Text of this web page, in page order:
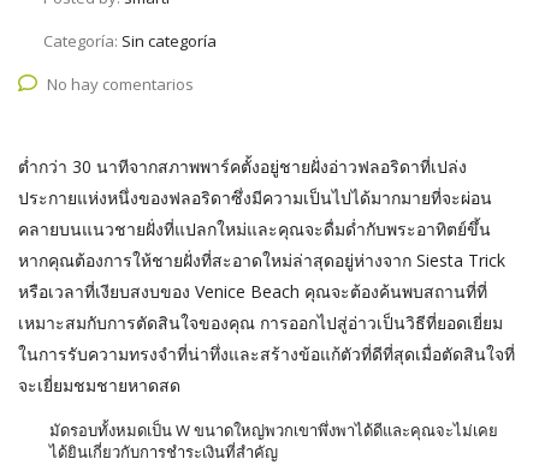
Categoría: Sin categoría
No hay comentarios
ต่ำกว่า 30 นาทีจากสภาพพาร์คตั้งอยู่ชายฝั่งอ่าวฟลอริดาที่เปล่ง
ประกายแห่งหนึ่งของฟลอริดาซึ่งมีความเป็นไปได้มากมายที่จะผ่อน
คลายบนแนวชายฝั่งที่แปลกใหม่และคุณจะดื่มด่ำกับพระอาทิตย์ขึ้น
หากคุณต้องการให้ชายฝั่งที่สะอาดใหม่ล่าสุดอยู่ห่างจาก Siesta Trick
หรือเวลาที่เงียบสงบของ Venice Beach คุณจะต้องค้นพบสถานที่ที่
เหมาะสมกับการตัดสินใจของคุณ การออกไปสู่อ่าวเป็นวิธีที่ยอดเยี่ยม
ในการรับความทรงจำที่น่าทึ่งและสร้างข้อแก้ตัวที่ดีที่สุดเมื่อตัดสินใจที่
จะเยี่ยมชมชายหาดสด
มัดรอบทั้งหมดเป็น W ขนาดใหญ่พวกเขาพึ่งพาได้ดีและคุณจะไม่เคย
ได้ยินเกี่ยวกับการชำระเงินที่สำคัญ